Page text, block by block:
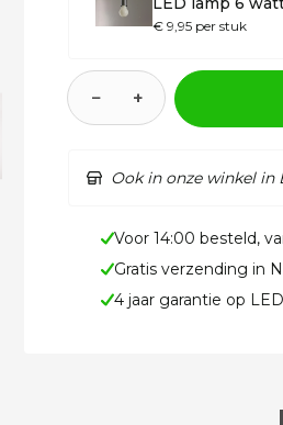
€ 9,95 per stuk
− +
Ook in onze winkel
Voor 14:00 besteld,
Gratis verzending in
4 jaar garantie op LED